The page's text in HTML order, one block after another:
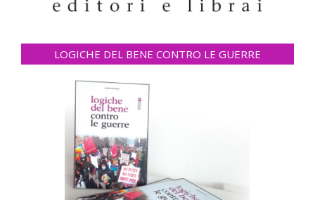
LOGICHE DEL BENE CONTRO LE GUERRE